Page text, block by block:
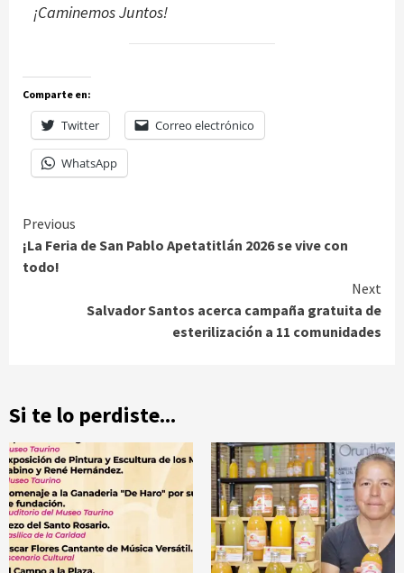
¡Caminemos Juntos!
Comparte en:
Twitter Correo electrónico
WhatsApp
Continue
Reading
Previous
¡La Feria de San Pablo Apetatitlán 2026 se vive con
todo!
Next
Salvador Santos acerca campaña gratuita de
esterilización a 11 comunidades
Si te lo perdiste...